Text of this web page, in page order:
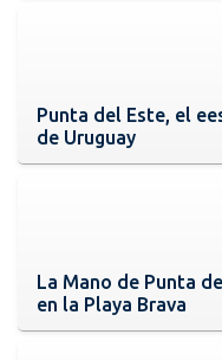
Punta del Este, el
de Uruguay
La Mano de Punta
en la Playa Brava